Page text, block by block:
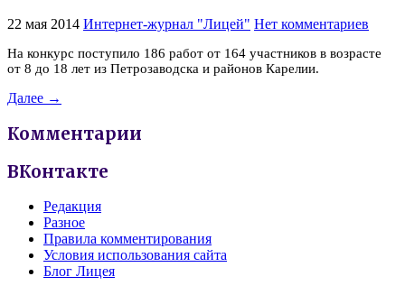
22 мая 2014 Интернет-журнал "Лицей" Нет комментариев
На конкурс поступило 186 работ от 164 участников в возрасте
от 8 до 18 лет из Петрозаводска и районов Карелии.
Далее →
Комментарии
ВКонтакте
Редакция
Разное
Правила комментирования
Условия использования сайта
Блог Лицея